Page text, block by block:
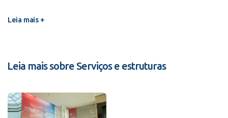
Leia mais +
Leia mais sobre Serviços e estruturas